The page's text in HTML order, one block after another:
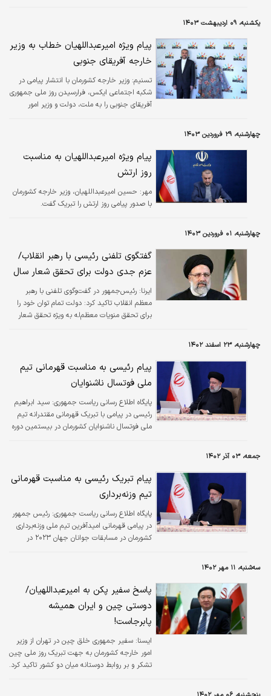
یکشنبه، ۰۹ اردیبهشت ۱۴۰۳
پیام ویژه امیرعبداللهیان خطاب به وزیر
خارجه آفریقای جنوبی
تسنیم: وزیر خارجه کشورمان با انتشار پیامی در
شکبه اجتماعی ایکس، فرارسیدن روز ملی جمهوری
آفریقای جنوبی را به ملت، دولت و وزیر امور
چهارشنبه، ۲۹ فروردین ۱۴۰۳
پیام ویژه امیرعبداللهیان به مناسبت
روز ارتش
مهر: حسین امیرعبداللهیان، وزیر خارجه کشورمان
با صدور پیامی روز ارتش را تبریک گفت.
چهارشنبه، ۰۱ فروردین ۱۴۰۳
گفتگوی تلفنی رئیسی با رهبر انقلاب/
عزم جدی دولت برای تحقق شعار سال
ایرنا: رئیس‌جمهور در گفت‌وگوی تلفنی با رهبر
معظم انقلاب تاکید کرد: دولت تمام توان خود را
برای تحقق منویات معظم‌له به ویژه تحقق شعار
چهارشنبه، ۲۳ اسفند ۱۴۰۲
پیام رئیسی به مناسبت قهرمانی تیم
ملی فوتسال ناشنوایان
پایگاه اطلاع رسانی ریاست جمهوری: سید ابراهیم
رئیسی در پیامی با تبریک قهرمانی مقتدرانه تیم
ملی فوتسال ناشنوایان کشورمان در بیستمین دوره
دانست.
جمعه، ۰۳ آذر ۱۴۰۲
پیام تبریک رئیسی به مناسبت قهرمانی
تیم وزنه‌برداری
پایگاه اطلاع رسانی ریاست جمهوری: رئیس جمهور
در پیامی قهرمانی امیدآفرین تیم ملی وزنه‌برداری
کشورمان در مسابقات جوانان جهان ۲۰۲۳ در
سه‌شنبه، ۱۱ مهر ۱۴۰۲
پاسخ سفیر پکن به امیرعبداللهیان/
دوستی چین و ایران همیشه
پابرجاست!
ایسنا: سفیر جمهوری خلق چین در تهران از وزیر
امور خارجه کشورمان به جهت تبریک روز ملی چین
تشکر و بر روابط دوستانه میان دو کشور تاکید کرد.